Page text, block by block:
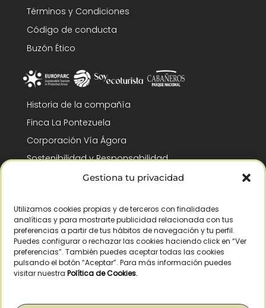
Gestiona tu privacidad
Utilizamos cookies propias y de terceros con finalidades
analíticas y para mostrarte publicidad relacionada con tus
preferencias a partir de tus hábitos de navegación y tu perfil.
Puedes configurar o rechazar las cookies haciendo click en “Ver
preferencias”. También puedes aceptar todas las cookies
pulsando el botón “Aceptar”. Para más información puedes
visitar nuestra Política de Cookies.
Términos y Condiciones
Código de conducta
Buzón Ético
Historia de la compañía
Finca La Pontezuela
Corporación Vía Ágora
Sostenibilidad y Responsabilidad
RSC y Fundación Gómez-Pintado
Reconocimientos